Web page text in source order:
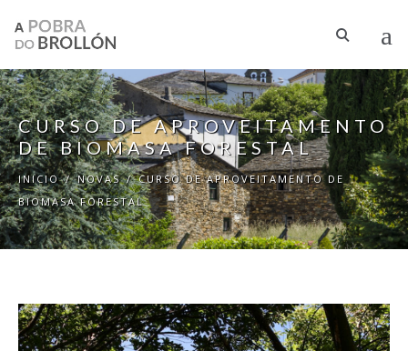
CURSO DE APROVEITAMENTO
DE BIOMASA FORESTAL
INICIO / NOVAS / CURSO DE APROVEITAMENTO DE
BIOMASA FORESTAL